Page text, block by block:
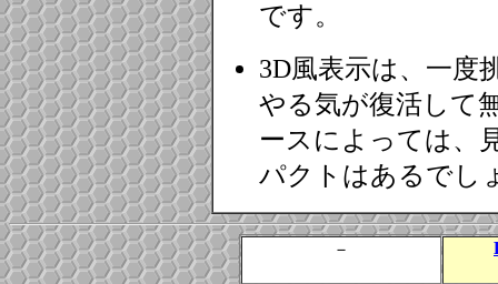
です。
3D風表示は、一度
やる気が復活して
ースによっては、
パクトはあるでし
－